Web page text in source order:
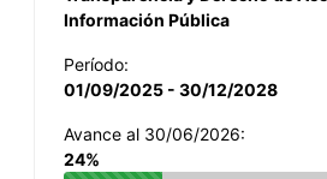
Información Pública
Período:
01/09/2025 - 30/12/2028
Avance al 30/06/2026:
24%